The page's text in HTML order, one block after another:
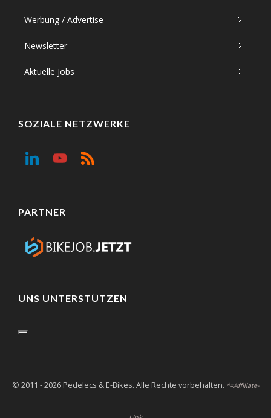
Werbung / Advertise
Newsletter
Aktuelle Jobs
SOZIALE NETZWERKE
PARTNER
UNS UNTERSTÜTZEN
© 2011 - 2026 Pedelecs & E-Bikes. Alle Rechte vorbehalten. *=Affiliate-